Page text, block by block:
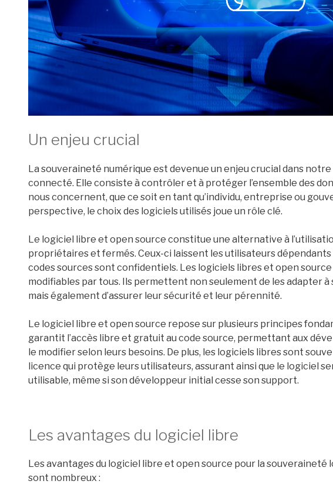
Un enjeu crucial
La souveraineté numérique est devenue un enjeu crucial dans notre
connecté. Elle consiste à contrôler et à protéger l’ensemble des
nous concernent, que ce soit en tant qu’individu, entreprise ou
perspective, le choix des logiciels utilisés joue un rôle clé.
Le logiciel libre et open source constitue une alternative à
propriétaires et fermés. Ceux-ci laissent les utilisateurs
codes sources sont confidentiels. Les logiciels libres et open
modifiables par tous. Ils permettent non seulement de les adapter à
mais également d’assurer leur sécurité et leur pérennité.
Le logiciel libre et open source repose sur plusieurs principes
garantit l’accès libre et gratuit au code source, permettant aux
le modifier selon leurs besoins. De plus, les logiciels libres sont
licence qui protège leurs utilisateurs, assurant ainsi que le logiciel
utilisable, même si son développeur initial cesse son support.
Les avantages du logiciel libre
Les avantages du logiciel libre et open source pour la souveraineté
sont nombreux :